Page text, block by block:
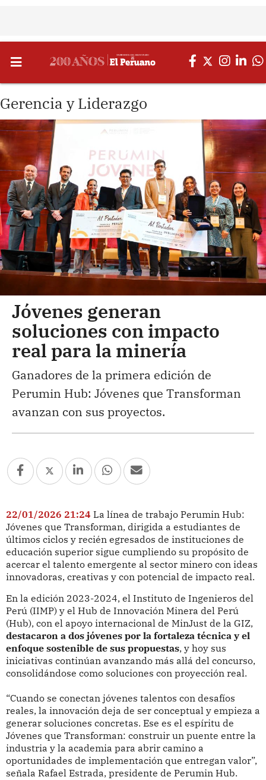
Gerencia y Liderazgo
Jóvenes generan
soluciones con impacto
real para la minería
Ganadores de la primera edición de
Perumin Hub: Jóvenes que Transforman
avanzan con sus proyectos.
22/01/2026 21:24 La línea de trabajo Perumin Hub:
Jóvenes que Transforman, dirigida a estudiantes de
últimos ciclos y recién egresados de instituciones de
educación superior sigue cumpliendo su propósito de
acercar el talento emergente al sector minero con ideas
innovadoras, creativas y con potencial de impacto real.
En la edición 2023-2024, el Instituto de Ingenieros del
Perú (IIMP) y el Hub de Innovación Minera del Perú
(Hub), con el apoyo internacional de MinJust de la GIZ,
destacaron a dos jóvenes por la fortaleza técnica y el
enfoque sostenible de sus propuestas, y hoy sus
iniciativas continúan avanzando más allá del concurso,
consolidándose como soluciones con proyección real.
“Cuando se conectan jóvenes talentos con desafíos
reales, la innovación deja de ser conceptual y empieza a
generar soluciones concretas. Ese es el espíritu de
Jóvenes que Transforman: construir un puente entre la
industria y la academia para abrir camino a
oportunidades de implementación que entregan valor”,
señala Rafael Estrada, presidente de Perumin Hub.